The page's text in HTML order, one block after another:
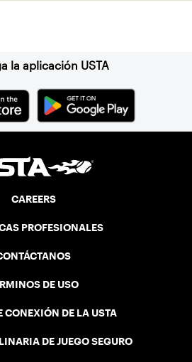
la aplicación USTA
CAREERS
PROFESIONALES
DE USO
CONEXIÓN DE LA USTA
DE JUEGO SEGURO